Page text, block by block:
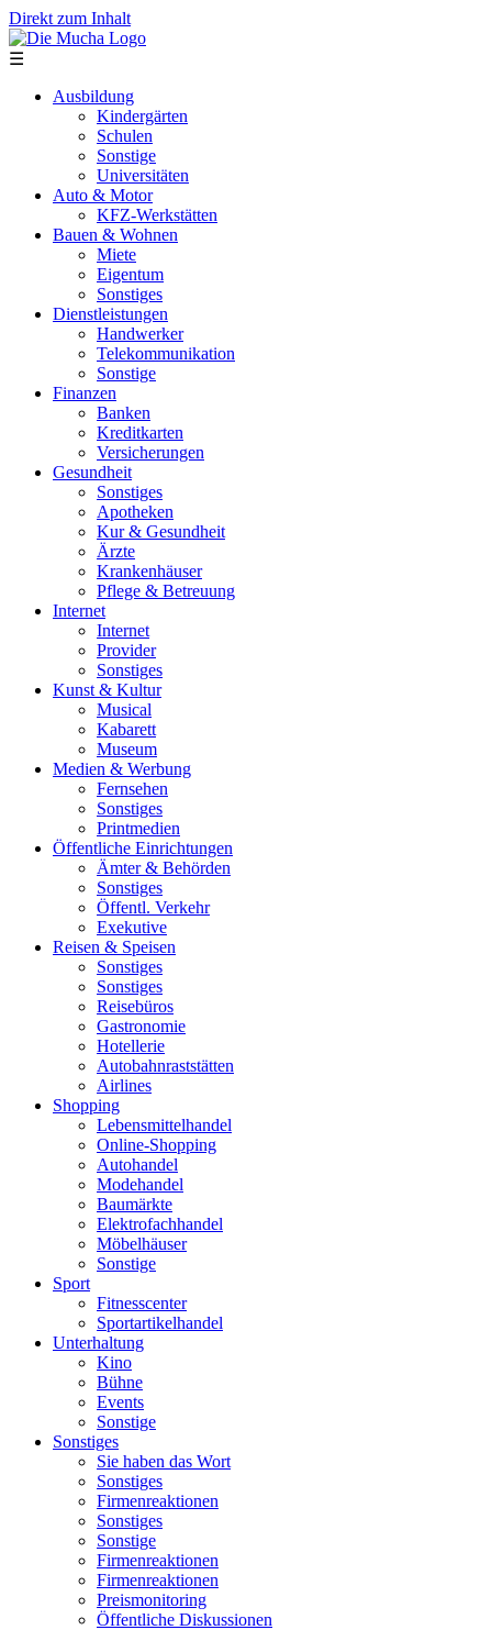
Direkt zum Inhalt
☰
Ausbildung
Kindergärten
Schulen
Sonstige
Universitäten
Auto & Motor
KFZ-Werkstätten
Bauen & Wohnen
Miete
Eigentum
Sonstiges
Dienstleistungen
Handwerker
Telekommunikation
Sonstige
Finanzen
Banken
Kreditkarten
Versicherungen
Gesundheit
Sonstiges
Apotheken
Kur & Gesundheit
Ärzte
Krankenhäuser
Pflege & Betreuung
Internet
Internet
Provider
Sonstiges
Kunst & Kultur
Musical
Kabarett
Museum
Medien & Werbung
Fernsehen
Sonstiges
Printmedien
Öffentliche Einrichtungen
Ämter & Behörden
Sonstiges
Öffentl. Verkehr
Exekutive
Reisen & Speisen
Sonstiges
Sonstiges
Reisebüros
Gastronomie
Hotellerie
Autobahnraststätten
Airlines
Shopping
Lebensmittelhandel
Online-Shopping
Autohandel
Modehandel
Baumärkte
Elektrofachhandel
Möbelhäuser
Sonstige
Sport
Fitnesscenter
Sportartikelhandel
Unterhaltung
Kino
Bühne
Events
Sonstige
Sonstiges
Sie haben das Wort
Sonstiges
Firmenreaktionen
Sonstiges
Sonstige
Firmenreaktionen
Firmenreaktionen
Preismonitoring
Öffentliche Diskussionen